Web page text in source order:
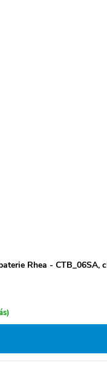
Rhea - CTB_06SA,